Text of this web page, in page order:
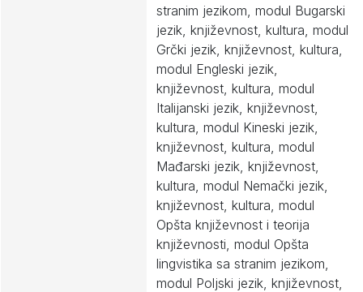
stranim jezikom, modul Bugarski
jezik, književnost, kultura, modul
Grčki jezik, književnost, kultura,
modul Engleski jezik,
književnost, kultura, modul
Italijanski jezik, književnost,
kultura, modul Kineski jezik,
književnost, kultura, modul
Mađarski jezik, književnost,
kultura, modul Nemački jezik,
književnost, kultura, modul
Opšta književnost i teorija
književnosti, modul Opšta
lingvistika sa stranim jezikom,
modul Poljski jezik, književnost,